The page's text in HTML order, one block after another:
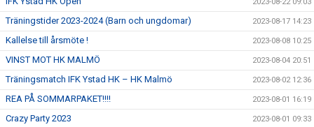
Träningstider 2023-2024 (Barn och ungdomar) 2023-08-17 14:23
Kallelse till årsmöte ! 2023-08-08 10:25
VINST MOT HK MALMÖ 2023-08-04 20:51
Träningsmatch IFK Ystad HK – HK Malmö 2023-08-02 12:36
REA PÅ SOMMARPAKET!!!! 2023-08-01 16:19
Crazy Party 2023 2023-08-01 09:33